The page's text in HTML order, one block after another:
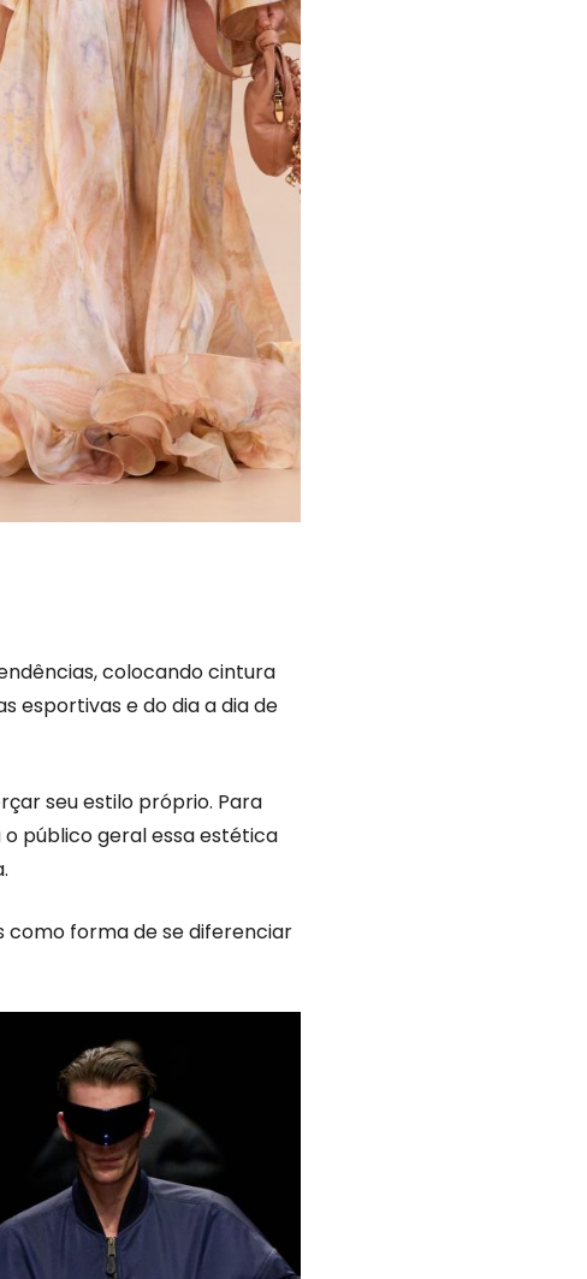
colocando cintura
esportivas e do dia a dia de
seu estilo próprio. Para
público geral essa estética
como forma de se diferenciar